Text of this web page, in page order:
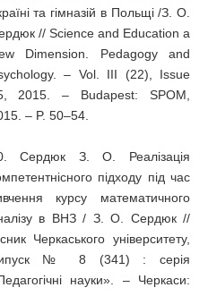
та гімназій в Польщі /З. О.
// Science and Education a
Dimension. Pedagogy and
– Vol. III (22), Issue
2015. – Budapest: SPOM,
– P. 50–54.
Сердюк З. О. Реалізація
підходу під час
курсу математичного
в ВНЗ / З. О. Сердюк //
Черкаського університету,
№ 8 (341) : серія
науки». – Черкаси: